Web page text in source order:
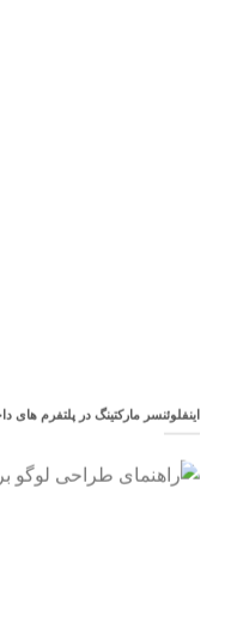
اینفلوئنسر مارکتینگ در پلتفرم